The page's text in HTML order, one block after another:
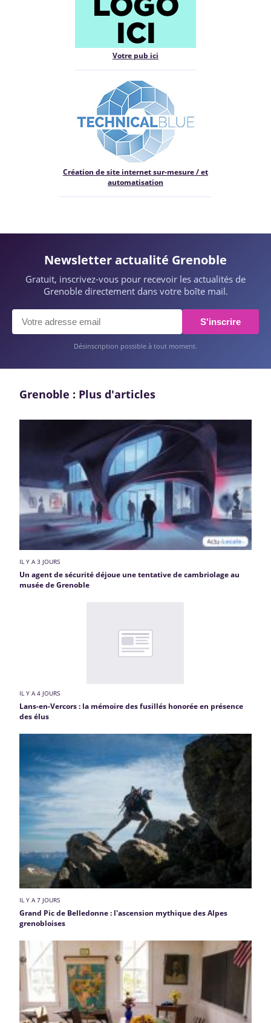
Votre pub ici
Création de site internet sur-mesure / et
automatisation
Newsletter actualité Grenoble
Gratuit, inscrivez-vous pour recevoir les actualités de
Grenoble directement dans votre boîte mail.
S'inscrire
Désinscription possible à tout moment.
Grenoble : Plus d'articles
IL Y A 3 JOURS
Un agent de sécurité déjoue une tentative de cambriolage au
musée de Grenoble
IL Y A 4 JOURS
Lans-en-Vercors : la mémoire des fusillés honorée en présence
des élus
IL Y A 7 JOURS
Grand Pic de Belledonne : l'ascension mythique des Alpes
grenobloises